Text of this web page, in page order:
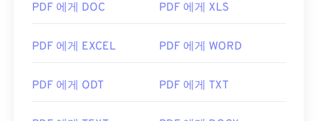
PDF 에게 DOC PDF 에게 XLS
PDF 에게 EXCEL PDF 에게 WORD
PDF 에게 ODT PDF 에게 TXT